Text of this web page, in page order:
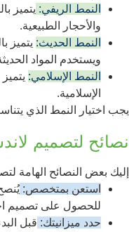
النمط الريفي: يتميز
والأحجار الطبيعية.
النمط الحديث: يتميز
ويستخدم المواد
النمط الإسلامي:
الإسلامية.
يجب اختيار النمط الذي
نصائح لتصميم
إليك بعض النصائح الهامة
استعن بمتخصص:
للحصول على تصميم
حدد ميزانيتك: قبل